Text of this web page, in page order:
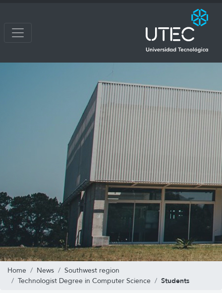
Home News
Southwest region
Technologist Degree in Computer Science
Students